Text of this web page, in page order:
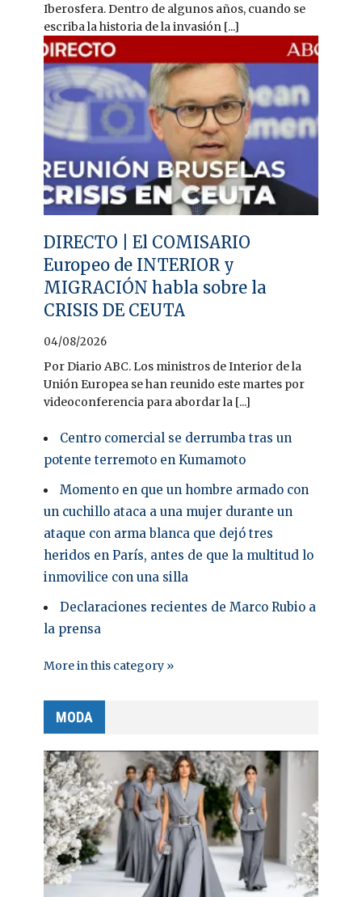
Iberosfera. Dentro de algunos años, cuando se
escriba la historia de la invasión [...]
DIRECTO | El COMISARIO
Europeo de INTERIOR y
MIGRACIÓN habla sobre la
CRISIS DE CEUTA
04/08/2026
Por Diario ABC. Los ministros de Interior de la
Unión Europea se han reunido este martes por
videoconferencia para abordar la [...]
Centro comercial se derrumba tras un
potente terremoto en Kumamoto
Momento en que un hombre armado con
un cuchillo ataca a una mujer durante un
ataque con arma blanca que dejó tres
heridos en París, antes de que la multitud lo
inmovilice con una silla
Declaraciones recientes de Marco Rubio a
la prensa
More in this category »
MODA